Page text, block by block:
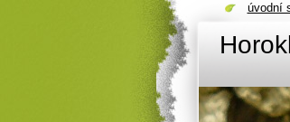
úvodní